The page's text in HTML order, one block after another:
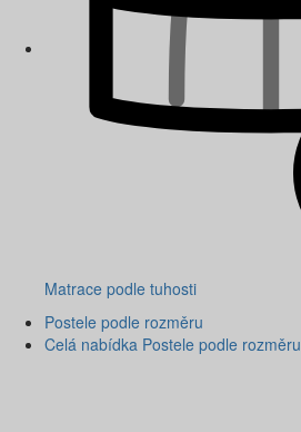
Matrace podle tuhosti
Postele podle rozměru
Celá nabídka Postele podle rozměru